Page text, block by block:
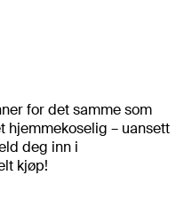
for det samme som
hjemmekoselig – uansett
deg inn i
kjøp!